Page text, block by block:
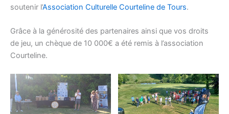
soutenir l’Association Culturelle Courteline de Tours.
Grâce à la générosité des partenaires ainsi que vos droits
de jeu, un chèque de 10 000€ a été remis à l’association
Courteline.